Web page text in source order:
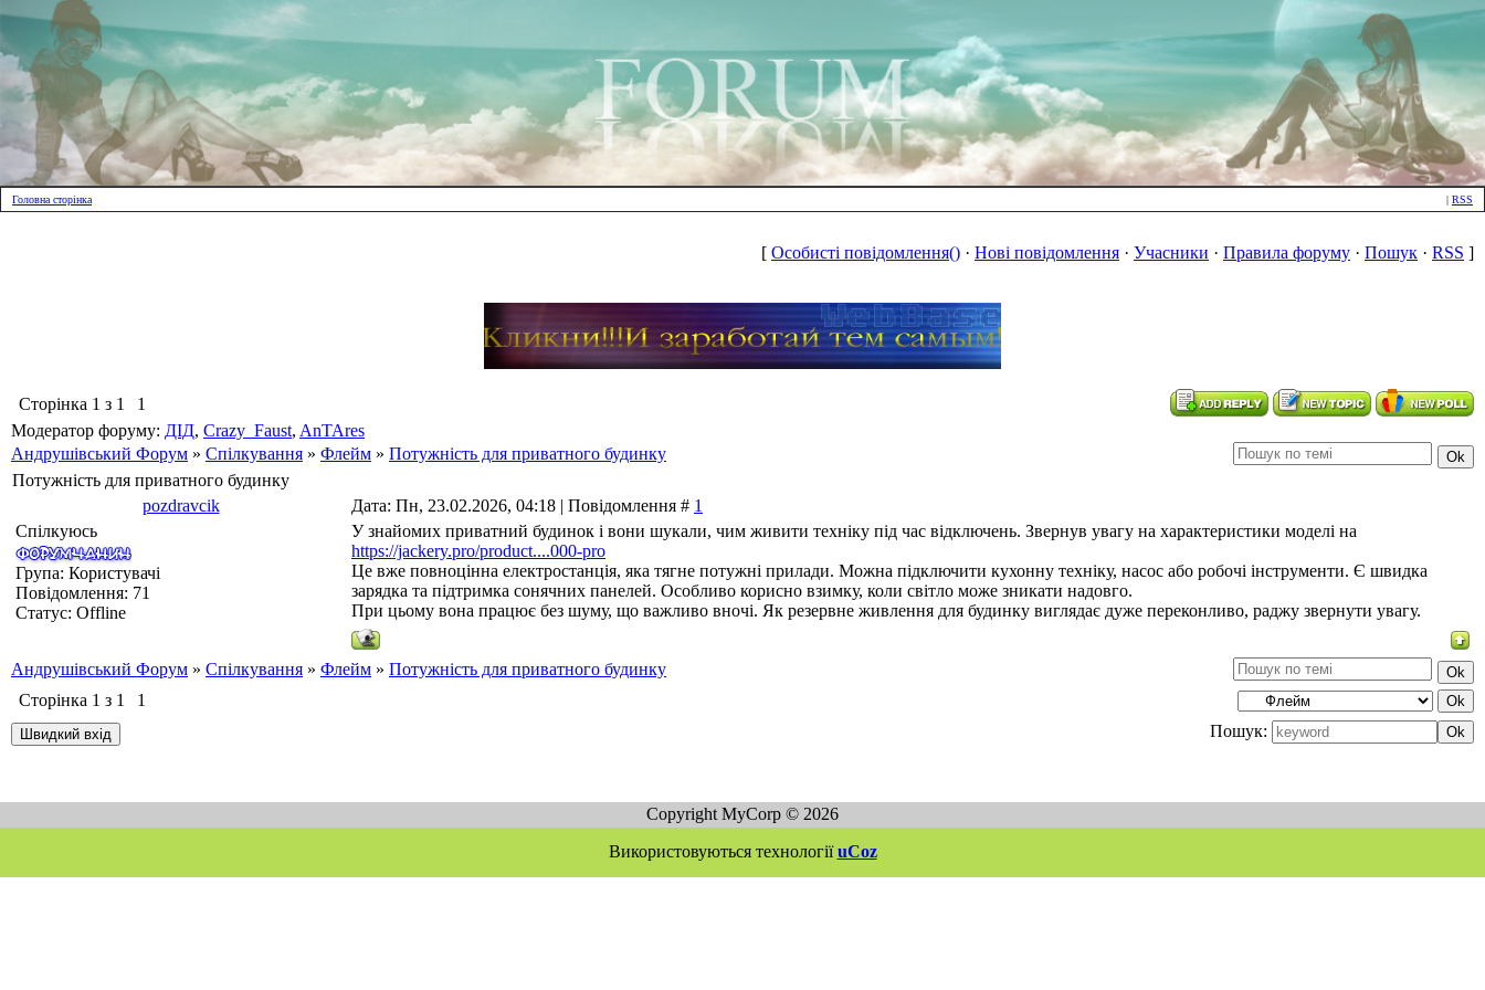
Головна сторінка | RSS
[ Особисті повідомлення() · Нові повідомлення · Учасники · Правила форуму · Пошук · RSS ]
Сторінка 1 з 1
1
Модератор форуму: ДІД, Crazy_Faust, AnTAres
Андрушівський Форум » Спілкування » Флейм » Потужність для приватного будинку
Потужність для приватного будинку
pozdravcik
Дата: Пн, 23.02.2026, 04:18 | Повідомлення # 1
Спілкуюсь
Група: Користувачі
Повідомлення: 71
Статус: Offline
У знайомих приватний будинок і вони шукали, чим живити техніку під час відключень. Звернув увагу на характеристики моделі на
https://jackery.pro/product....000-pro
Це вже повноцінна електростанція, яка тягне потужні прилади. Можна підключити кухонну техніку, насос або робочі інструменти. Є швидка
зарядка та підтримка сонячних панелей. Особливо корисно взимку, коли світло може зникати надовго.
При цьому вона працює без шуму, що важливо вночі. Як резервне живлення для будинку виглядає дуже переконливо, раджу звернути увагу.
Андрушівський Форум » Спілкування » Флейм » Потужність для приватного будинку
Сторінка 1 з 1
1
Пошук:
Copyright MyCorp © 2026
Використовуються технологіїuCoz